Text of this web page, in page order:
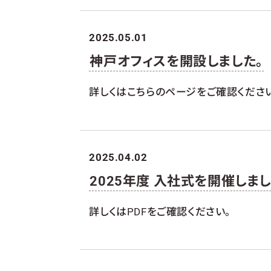
2025.05.01
神戸オフィスを開設しました。
詳しくはこちらのページをご確認くださ
2025.04.02
2025年度 入社式を開催しま
詳しくはPDFをご確認ください。